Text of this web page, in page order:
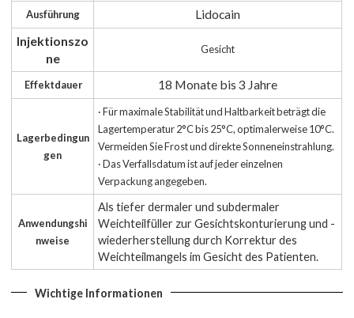
Ausführung
Lidocain
Injektionszo
ne
Gesicht
Effektdauer 18 Monate bis 3 Jahre
Lagerbedingun
gen
· Für maximale Stabilität und Haltbarkeit beträgt die
Lagertemperatur 2°C bis 25°C, optimalerweise 10°C.
Vermeiden Sie Frost und direkte Sonneneinstrahlung.
· Das Verfallsdatum ist auf jeder einzelnen
Verpackung angegeben.
Anwendungshi
nweise
Als tiefer dermaler und subdermaler
Weichteilfüller zur Gesichtskonturierung und -
wiederherstellung durch Korrektur des
Weichteilmangels im Gesicht des Patienten.
Wichtige Informationen